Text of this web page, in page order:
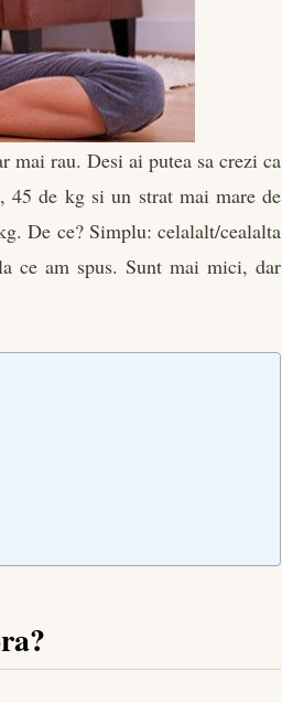
rau. Desi ai putea sa crezi ca
45 de kg si un strat mai mare de
De ce? Simplu: celalalt/cealalta
ce am spus. Sunt mai mici, dar